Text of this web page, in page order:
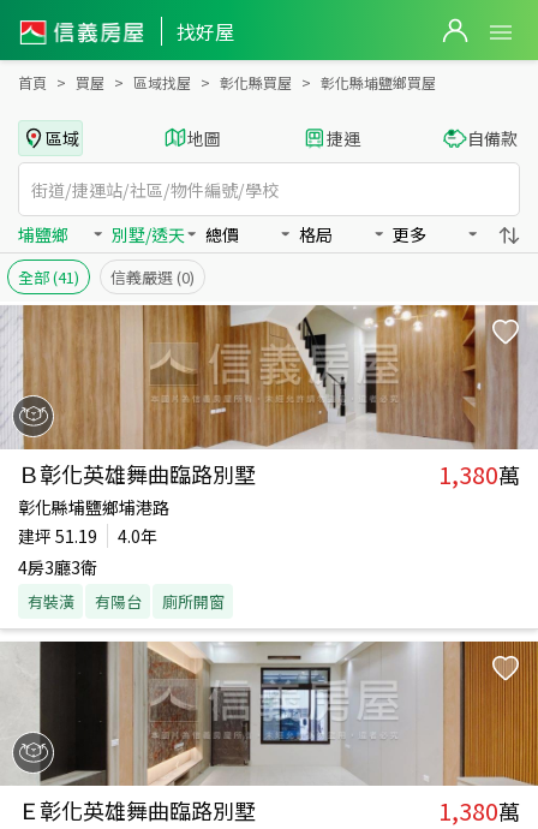
找好屋
彰化縣埔鹽鄉買房：別墅/透天房屋物件出售、房價分析
首頁 買屋 區域找屋 彰化縣買屋 彰化縣埔鹽鄉買屋
區域 地圖 捷運 自備款
埔鹽鄉 別墅/透天 總價 格局 更多
全部(41) 信義嚴選 (0)
Ｂ彰化英雄舞曲臨路別墅 1,380萬
彰化縣埔鹽鄉埔港路
建坪 51.19
4.0年
4房3廳3衛
有裝潢 有陽台 廁所開窗
Ｅ彰化英雄舞曲臨路別墅 1,380萬